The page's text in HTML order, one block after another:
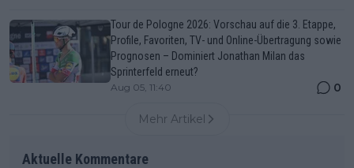
Tour de Pologne 2026: Vorschau auf die 3. Etappe,
Profile, Favoriten, TV- und Online-Übertragung sowie
Prognosen – Dominiert Jonathan Milan das
Sprinterfeld erneut?
Aug 05, 11:40 0
Mehr Artikel
Aktuelle Kommentare